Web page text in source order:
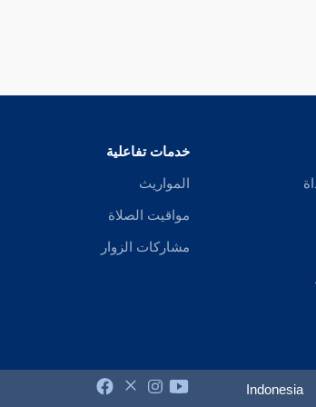
خدمات تفاعلية
المواريث
مواقيت الصلاة
مشاركات الزوار
Indonesia